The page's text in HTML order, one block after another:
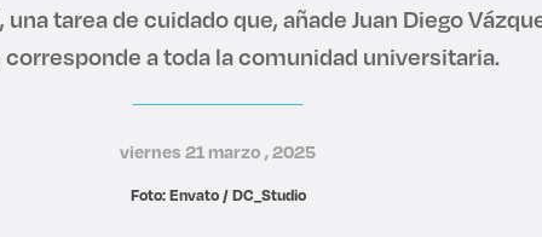
tarea de cuidado que, añade Juan Diego
a toda la comunidad universitaria.
viernes 21 marzo , 2025
Foto: Envato / DC_Studio